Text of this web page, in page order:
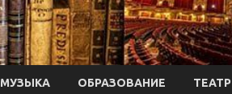
МУЗЫКА ОБРАЗОВАНИЕ ТЕАТР